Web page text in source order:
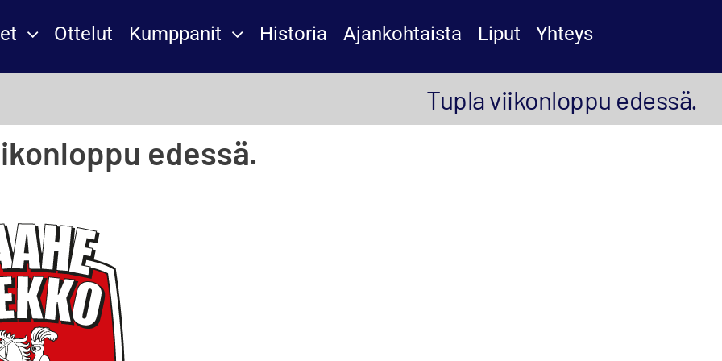
Ottelut Kumppanit Historia Ajankohtaista Liput Yhteys
Tupla viikonloppu edessä.
edessä.